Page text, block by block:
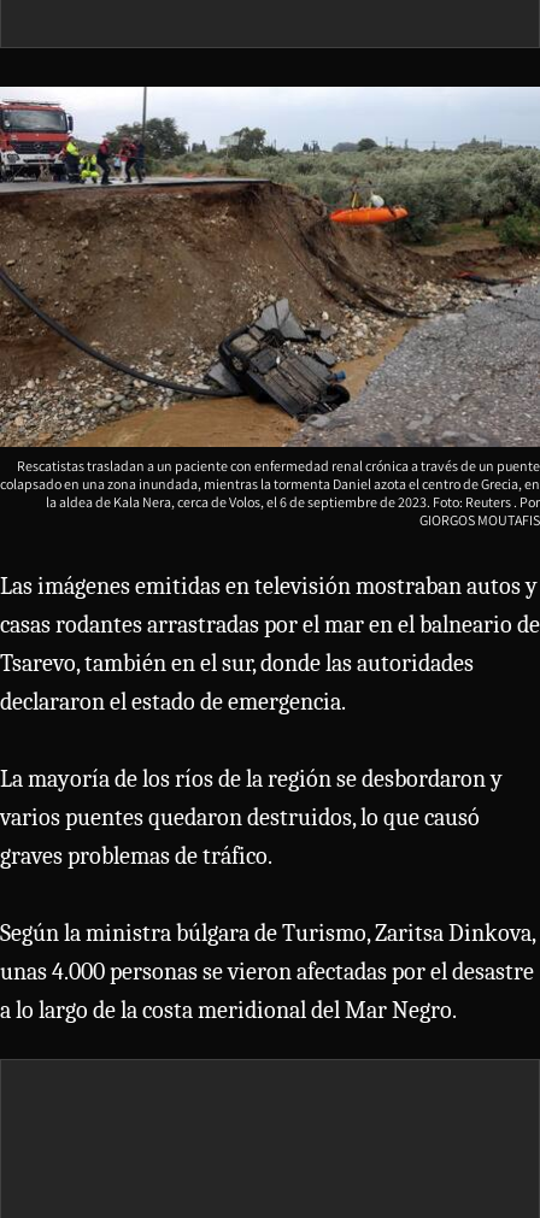
Rescatistas trasladan a un paciente con enfermedad renal crónica a través de un puente
colapsado en una zona inundada, mientras la tormenta Daniel azota el centro de Grecia, en
la aldea de Kala Nera, cerca de Volos, el 6 de septiembre de 2023. Foto: Reuters
GIORGOS MOUTAFIS
Las imágenes emitidas en televisión mostraban autos y
casas rodantes arrastradas por el mar en el balneario de
Tsarevo, también en el sur, donde las autoridades
declararon el estado de emergencia.
La mayoría de los ríos de la región se desbordaron y
varios puentes quedaron destruidos, lo que causó
graves problemas de tráfico.
Según la ministra búlgara de Turismo, Zaritsa Dinkova,
unas 4.000 personas se vieron afectadas por el desastre
a lo largo de la costa meridional del Mar Negro.